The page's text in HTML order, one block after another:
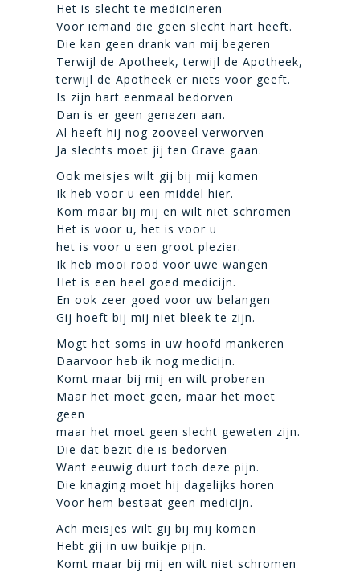
Het is slecht te medicineren
Voor iemand die geen slecht hart heeft.
Die kan geen drank van mij begeren
Terwijl de Apotheek, terwijl de Apotheek,
terwijl de Apotheek er niets voor geeft.
Is zijn hart eenmaal bedorven
Dan is er geen genezen aan.
Al heeft hij nog zooveel verworven
Ja slechts moet jij ten Grave gaan.
Ook meisjes wilt gij bij mij komen
Ik heb voor u een middel hier.
Kom maar bij mij en wilt niet schromen
Het is voor u, het is voor u
het is voor u een groot plezier.
Ik heb mooi rood voor uwe wangen
Het is een heel goed medicijn.
En ook zeer goed voor uw belangen
Gij hoeft bij mij niet bleek te zijn.
Mogt het soms in uw hoofd mankeren
Daarvoor heb ik nog medicijn.
Komt maar bij mij en wilt proberen
Maar het moet geen, maar het moet
geen
maar het moet geen slecht geweten zijn.
Die dat bezit die is bedorven
Want eeuwig duurt toch deze pijn.
Die knaging moet hij dagelijks horen
Voor hem bestaat geen medicijn.
Ach meisjes wilt gij bij mij komen
Hebt gij in uw buikje pijn.
Komt maar bij mij en wilt niet schromen